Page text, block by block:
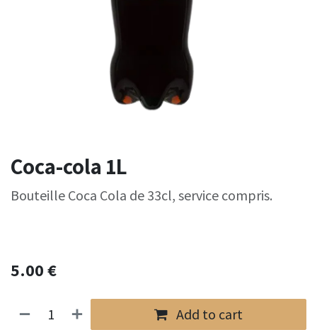
Coca-cola 1L
Bouteille Coca Cola de 33cl, service compris.
5.00€
Add to cart